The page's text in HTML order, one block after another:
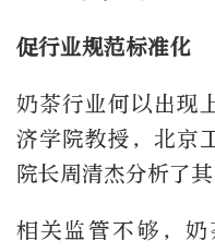
促行业规范标准化
奶茶行业何以出现
济学院教授，北京
院长周清杰分析了其
相关监管不够，